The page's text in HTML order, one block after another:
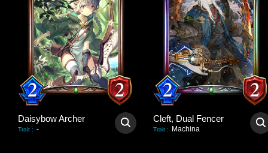
Daisybow Archer
Trait : -
Cleft, Dual Fencer
Trait : Machina